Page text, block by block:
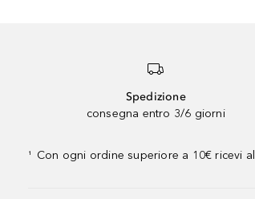
Spedizione
consegna entro 3/6 giorni
¹ Con ogni ordine superiore a 10€ ricevi